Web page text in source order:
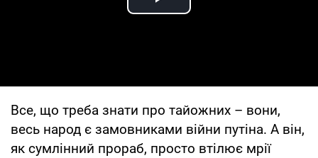
Play Video
Все, що треба знати про тайожних – вони,
весь народ є замовниками війни путіна. А він,
як сумлінний прораб, просто втілює мрії